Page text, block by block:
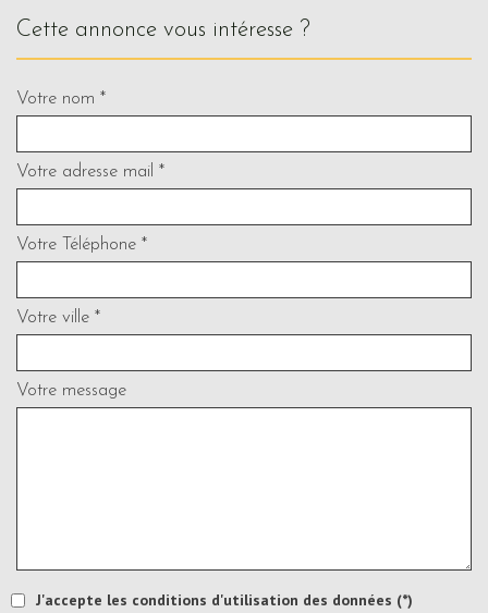
cette annonce vous intéresse ?
Votre nom *
Votre adresse mail *
Votre Téléphone *
Votre ville *
Votre message
J'accepte les conditions d'utilisation des données (*)